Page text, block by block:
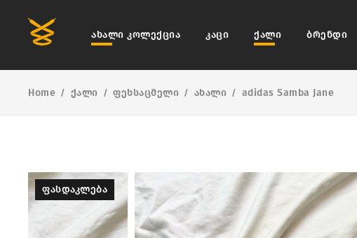
ახალი კოლექცია კაცი ქალი ბრენდი
Home / ქალი / ფეხსაცმელი / ახალი / adidas Samba Jane
ᲤᲐᲡᲓᲐᲙᲚᲔᲑᲐ